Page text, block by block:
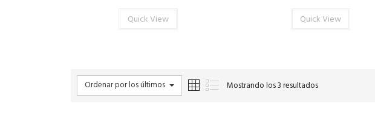
Quick View Quick View
Ordenar por los últimos Mostrando los 3 resultados